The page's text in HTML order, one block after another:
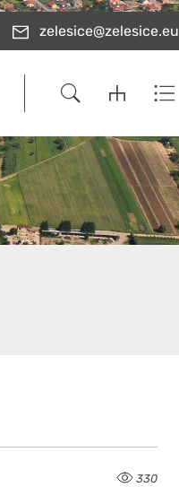
zelesice@zelesice.eu
330